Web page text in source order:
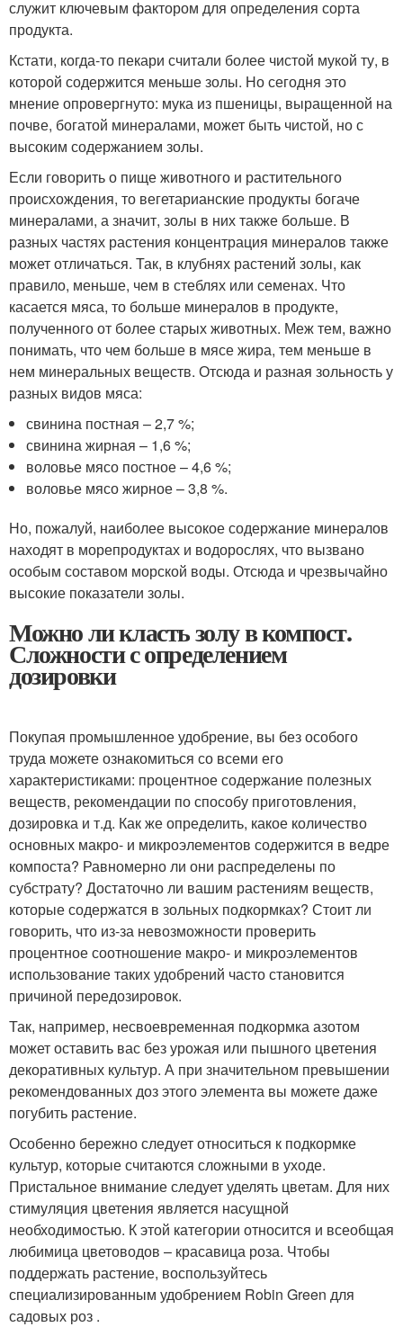
служит ключевым фактором для определения сорта
продукта.
Кстати, когда-то пекари считали более чистой мукой ту, в
которой содержится меньше золы. Но сегодня это
мнение опровергнуто: мука из пшеницы, выращенной на
почве, богатой минералами, может быть чистой, но с
высоким содержанием золы.
Если говорить о пище животного и растительного
происхождения, то вегетарианские продукты богаче
минералами, а значит, золы в них также больше. В
разных частях растения концентрация минералов также
может отличаться. Так, в клубнях растений золы, как
правило, меньше, чем в стеблях или семенах. Что
касается мяса, то больше минералов в продукте,
полученного от более старых животных. Меж тем, важно
понимать, что чем больше в мясе жира, тем меньше в
нем минеральных веществ. Отсюда и разная зольность у
разных видов мяса:
свинина постная – 2,7 %;
свинина жирная – 1,6 %;
воловье мясо постное – 4,6 %;
воловье мясо жирное – 3,8 %.
Но, пожалуй, наиболее высокое содержание минералов
находят в морепродуктах и водорослях, что вызвано
особым составом морской воды. Отсюда и чрезвычайно
высокие показатели золы.
Можно ли класть золу в компост.
Сложности с определением
дозировки
Покупая промышленное удобрение, вы без особого
труда можете ознакомиться со всеми его
характеристиками: процентное содержание полезных
веществ, рекомендации по способу приготовления,
дозировка и т.д. Как же определить, какое количество
основных макро- и микроэлементов содержится в ведре
компоста? Равномерно ли они распределены по
субстрату? Достаточно ли вашим растениям веществ,
которые содержатся в зольных подкормках? Стоит ли
говорить, что из-за невозможности проверить
процентное соотношение макро- и микроэлементов
использование таких удобрений часто становится
причиной передозировок.
Так, например, несвоевременная подкормка азотом
может оставить вас без урожая или пышного цветения
декоративных культур. А при значительном превышении
рекомендованных доз этого элемента вы можете даже
погубить растение.
Особенно бережно следует относиться к подкормке
культур, которые считаются сложными в уходе.
Пристальное внимание следует уделять цветам. Для них
стимуляция цветения является насущной
необходимостью. К этой категории относится и всеобщая
любимица цветоводов – красавица роза. Чтобы
поддержать растение, воспользуйтесь
специализированным удобрением Robin Green для
садовых роз .